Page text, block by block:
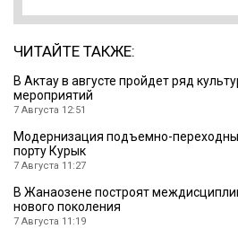
ЧИТАЙТЕ ТАКЖЕ:
В Актау в августе пройдет ряд
мероприятий
7 Августа 12:51
Модернизация подъемно-
порту Курык
7 Августа 11:27
В Жанаозене построят
нового поколения
7 Августа 11:19